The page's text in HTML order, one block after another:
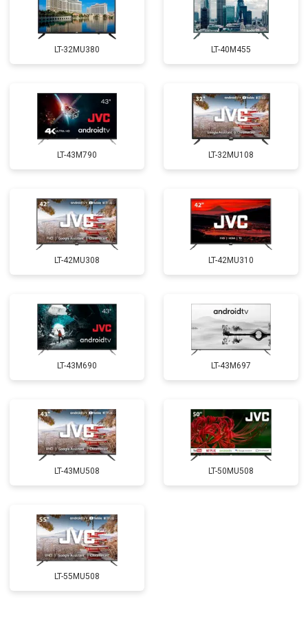
LT-32MU380 LT-40M455
LT-43M790 LT-32MU108
LT-42MU308 LT-42MU310
LT-43M690 LT-43M697
LT-43MU508 LT-50MU508
LT-55MU508